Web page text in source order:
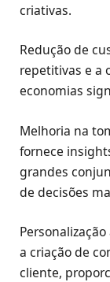
criativas.
Redução de
repetitivas e a
economias
Melhoria na
fornece
grandes
de decisões
a criação de
cliente,